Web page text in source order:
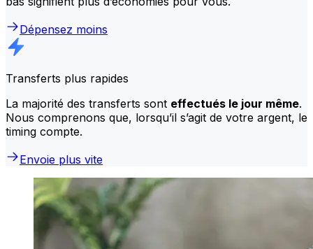
Dépensez moins
Transferts plus rapides
La majorité des transferts sont effectués le jour même.
Nous comprenons que, lorsqu’il s’agit de votre argent, le
timing compte.
Envoie plus vite